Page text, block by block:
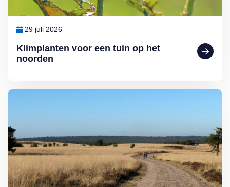
Klimplanten voor een tuin op het
noorden
29 juli 2026
Lees meer over Ontdek Nederland: mooie fietspaden en